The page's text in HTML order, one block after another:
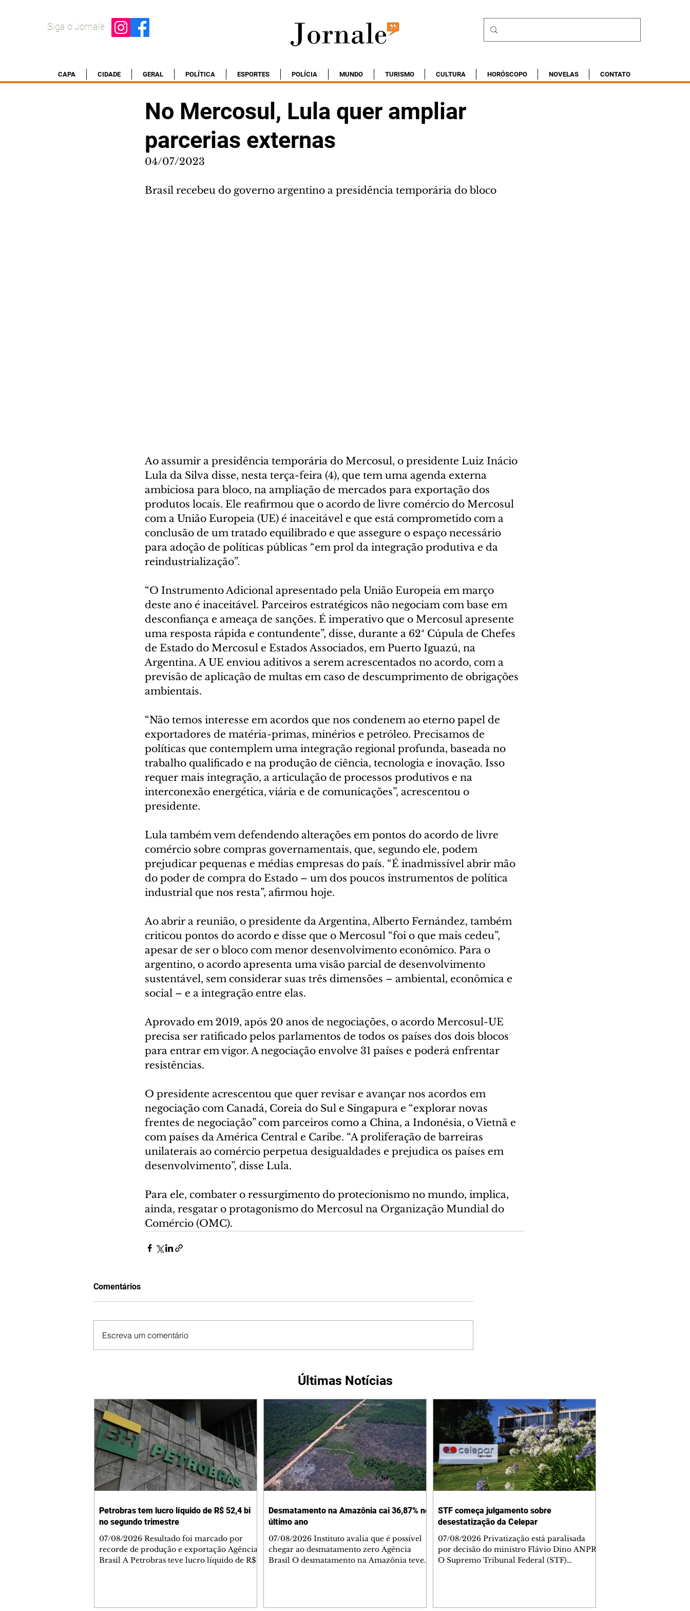
Siga o Jornale
CAPA CIDADE GERAL POLÍTICA ESPORTES POLÍCIA MUNDO TURISMO CULTURA HORÓSCOPO NOVELAS CONTATO
No Mercosul, Lula quer ampliar
parcerias externas
04/07/2023
Brasil recebeu do governo argentino a presidência temporária do bloco
Ao assumir a presidência temporária do Mercosul, o presidente Luiz Inácio
Lula da Silva disse, nesta terça-feira (4), que tem uma agenda externa
ambiciosa para bloco, na ampliação de mercados para exportação dos
produtos locais. Ele reafirmou que o acordo de livre comércio do Mercosul
com a União Europeia (UE) é inaceitável e que está comprometido com a
conclusão de um tratado equilibrado e que assegure o espaço necessário
para adoção de políticas públicas “em prol da integração produtiva e da
reindustrialização”.
“O Instrumento Adicional apresentado pela União Europeia em março
deste ano é inaceitável. Parceiros estratégicos não negociam com base em
desconfiança e ameaça de sanções. É imperativo que o Mercosul apresente
uma resposta rápida e contundente”, disse, durante a 62ª Cúpula de Chefes
de Estado do Mercosul e Estados Associados, em Puerto Iguazú, na
Argentina. A UE enviou aditivos a serem acrescentados no acordo, com a
previsão de aplicação de multas em caso de descumprimento de obrigações
ambientais.
“Não temos interesse em acordos que nos condenem ao eterno papel de
exportadores de matéria-primas, minérios e petróleo. Precisamos de
políticas que contemplem uma integração regional profunda, baseada no
trabalho qualificado e na produção de ciência, tecnologia e inovação. Isso
requer mais integração, a articulação de processos produtivos e na
interconexão energética, viária e de comunicações”, acrescentou o
presidente.
Lula também vem defendendo alterações em pontos do acordo de livre
comércio sobre compras governamentais, que, segundo ele, podem
prejudicar pequenas e médias empresas do país. “É inadmissível abrir mão
do poder de compra do Estado – um dos poucos instrumentos de política
industrial que nos resta”, afirmou hoje.
Ao abrir a reunião, o presidente da Argentina, Alberto Fernández, também
criticou pontos do acordo e disse que o Mercosul “foi o que mais cedeu”,
apesar de ser o bloco com menor desenvolvimento econômico. Para o
argentino, o acordo apresenta uma visão parcial de desenvolvimento
sustentável, sem considerar suas três dimensões – ambiental, econômica e
social – e a integração entre elas.
Aprovado em 2019, após 20 anos de negociações, o acordo Mercosul-UE
precisa ser ratificado pelos parlamentos de todos os países dos dois blocos
para entrar em vigor. A negociação envolve 31 países e poderá enfrentar
resistências.
O presidente acrescentou que quer revisar e avançar nos acordos em
negociação com Canadá, Coreia do Sul e Singapura e “explorar novas
frentes de negociação” com parceiros como a China, a Indonésia, o Vietnã e
com países da América Central e Caribe. “A proliferação de barreiras
unilaterais ao comércio perpetua desigualdades e prejudica os países em
desenvolvimento”, disse Lula.
Para ele, combater o ressurgimento do protecionismo no mundo, implica,
ainda, resgatar o protagonismo do Mercosul na Organização Mundial do
Comércio (OMC).
Comentários
Escreva um comentário
Últimas Notícias
Petrobras tem lucro líquido de R$ 52,4 bi
no segundo trimestre
07/08/2026 Resultado foi marcado por
recorde de produção e exportação Agência
Brasil A Petrobras teve lucro líquido de R$
Desmatamento na Amazônia cai 36,87% no
último ano
07/08/2026 Instituto avalia que é possível
chegar ao desmatamento zero Agência
Brasil O desmatamento na Amazônia teve
STF começa julgamento sobre
desestatização da Celepar
07/08/2026 Privatização está paralisada
por decisão do ministro Flávio Dino ANPR
O Supremo Tribunal Federal (STF)